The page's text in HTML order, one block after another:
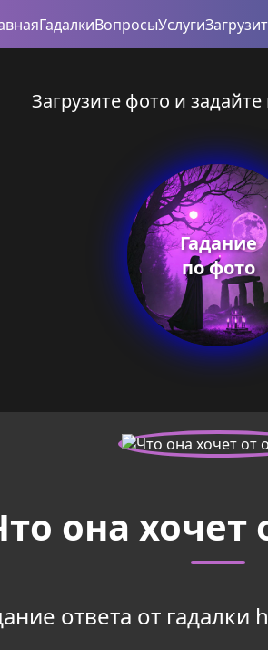
ГадалкиВопросыУслуги
Загрузите фото и
Гадание
по фото
она хочет
ответа от